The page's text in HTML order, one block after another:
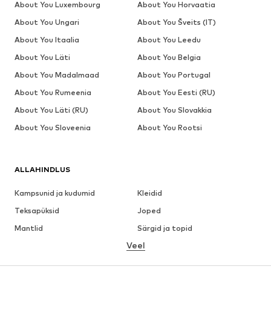
ALLAHINDLUS
Kampsunid ja kudumid
Kleidid
Teksapüksid
Joped
Mantlid
Särgid ja topid
Pesu
Veel
About You Luxembourg
About You Horvaatia
About You Ungari
About You Šveits (IT)
About You Itaalia
About You Leedu
About You Läti
About You Belgia
About You Madalmaad
About You Portugal
About You Rumeenia
About You Eesti (RU)
About You Läti (RU)
About You Slovakkia
About You Sloveenia
About You Rootsi